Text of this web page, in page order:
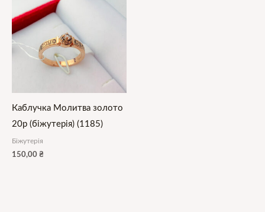
Каблучка Молитва золото
20р (біжутерія) (1185)
Біжутерія
150,00 ₴